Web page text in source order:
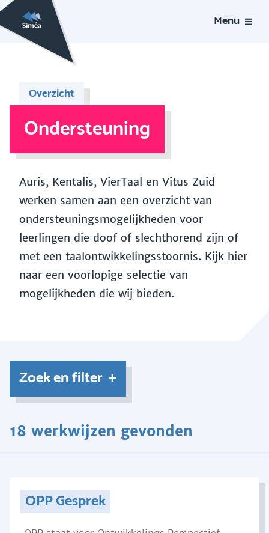
Menu
Overzicht
Ondersteuning
Auris, Kentalis, VierTaal en Vitus Zuid
werken samen aan een overzicht van
ondersteuningsmogelijkheden voor
leerlingen die doof of slechthorend zijn of
met een taalontwikkelingsstoornis. Kijk hier
naar een voorlopige selectie van
mogelijkheden die wij bieden.
Zoek en filter
18 werkwijzen gevonden
OPP Gesprek